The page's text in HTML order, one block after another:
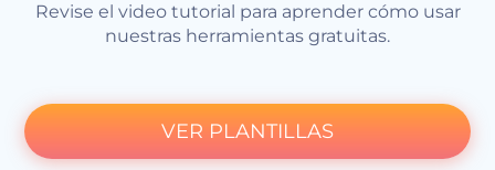
Revise el video tutorial para aprender cómo usar
nuestras herramientas gratuitas.
VER PLANTILLAS